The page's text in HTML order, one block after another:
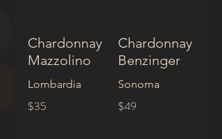
Chardonnay
Mazzolino
Lombardia
$35
Chardonnay
Benzinger
Sonoma
$49